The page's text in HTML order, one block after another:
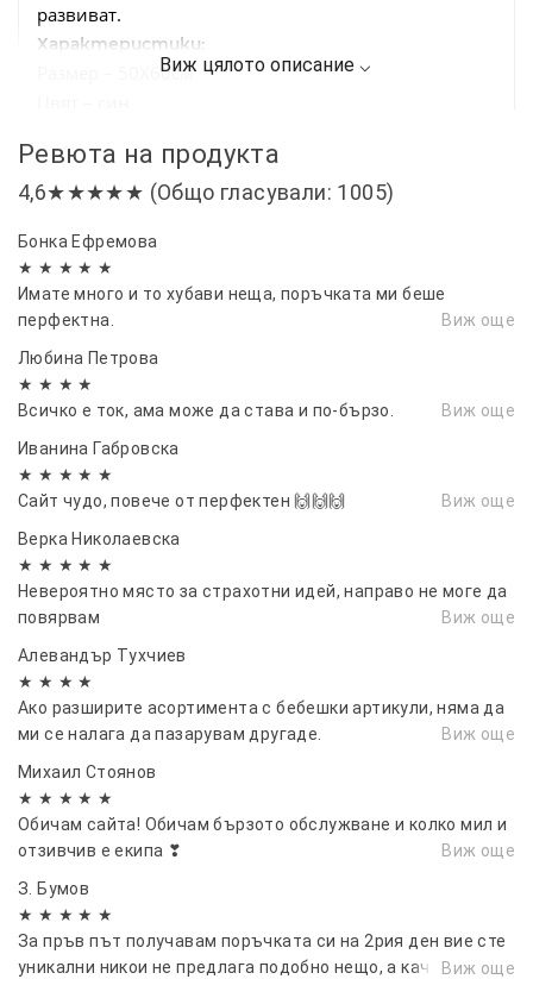
развиват.
Характеристики:
Размер – 50Х60см
гъба, Гума
Ревюта на продукта
4,6★★★★★ (Общо гласували: 1005)
Бонка Ефремова
★ ★ ★ ★ ★
Имате много и то хубави неща, поръчката ми беше
перфектна.
Виж още
Любина Петрова
★ ★ ★ ★
Всичко е ток, ама може да става и по-бързо.
Виж още
Иванина Габровска
★ ★ ★ ★ ★
Сайт чудо, повече от перфектен 🙌🙌🙌
Виж още
Верка Николаевска
★ ★ ★ ★ ★
Невероятно място за страхотни идей, направо не моге да
повярвам
Виж още
Алевандър Тухчиев
★ ★ ★ ★
Ако разширите асортимента с бебешки артикули, няма да
ми се налага да пазарувам другаде.
Виж още
Михаил Стоянов
★ ★ ★ ★ ★
Обичам сайта! Обичам бързото обслужване и колко мил и
отзивчив е екипа ❣
Виж още
З. Бумов
★ ★ ★ ★ ★
За пръв път получавам поръчката си на 2рия ден вие сте
уникални никои не предлага подобно нещо, а качеството
Виж още